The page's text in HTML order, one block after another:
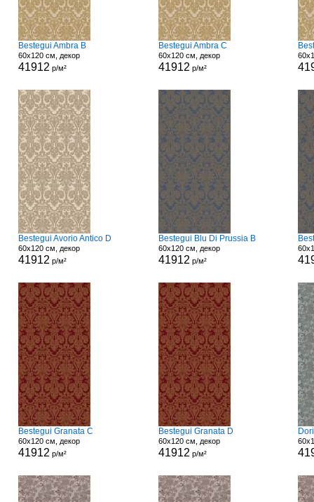
Bestegui Ambra B
60x120 см, декор
41912 р/м²
Bestegui Ambra C
60x120 см, декор
41912 р/м²
Bestegui Avorio Antico D
60x120 см, декор
41912 р/м²
Bestegui Blu Di Prussia B
60x120 см, декор
41912 р/м²
Bestegui Granata C
60x120 см, декор
41912 р/м²
Bestegui Granata D
60x120 см, декор
41912 р/м²